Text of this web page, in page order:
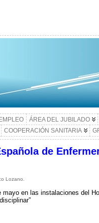
ÁREA DEL JUBILADO
COOPERACIÓN SANITARIA
de
Lozano.
en las instalaciones del